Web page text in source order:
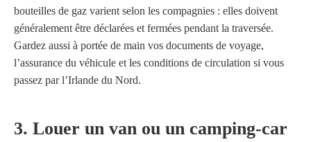
bouteilles de gaz varient selon les compagnies : elles doivent
généralement être déclarées et fermées pendant la traversée.
Gardez aussi à portée de main vos documents de voyage,
l’assurance du véhicule et les conditions de circulation si vous
passez par l’Irlande du Nord.
3. Louer un van ou un camping-car